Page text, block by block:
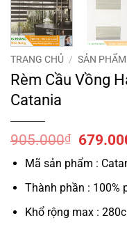
TRANG CHỦ / SẢN PHẨM
Rèm Cầu Vồng
Catania
905.000₫
Giá
gốc
là:
Mã sản phẩm :
Thành phần : 100%
Khổ rộng max :